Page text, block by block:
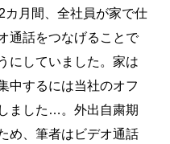
カ月間、全社員が家で仕
通話をつなげることで
にしていました。家は
中するには当社のオフ
ました…。外出自粛期
め、筆者はビデオ通話